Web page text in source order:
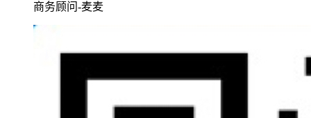
商务顾问-麦麦